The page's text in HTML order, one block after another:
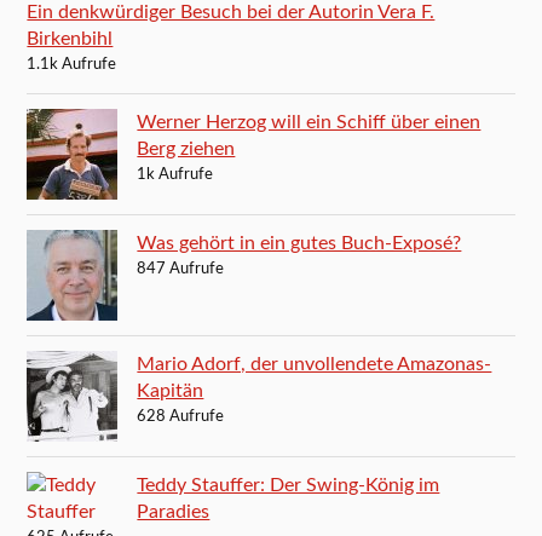
Ein denkwürdiger Besuch bei der Autorin Vera F.
Birkenbihl
1.1k Aufrufe
Werner Herzog will ein Schiff über einen
Berg ziehen
1k Aufrufe
Was gehört in ein gutes Buch-Exposé?
847 Aufrufe
Mario Adorf, der unvollendete Amazonas-
Kapitän
628 Aufrufe
Teddy Stauffer: Der Swing-König im
Paradies